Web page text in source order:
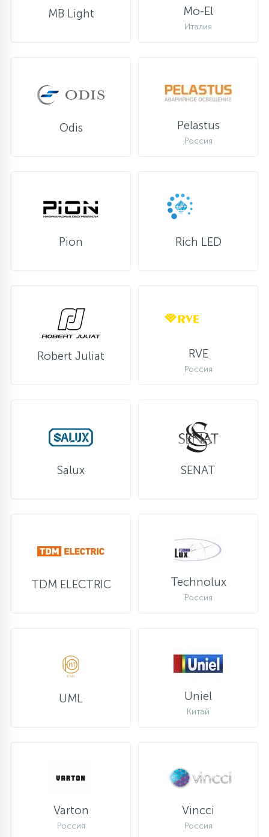
MB Light Mo-El
Италия
Odis Pelastus
Россия
Pion Rich LED
Robert Juliat RVE
Россия
Salux SENAT
TDM ELECTRIC Technolux
Россия
UML Uniel
Китай
Varton
Россия
Vincci
Россия